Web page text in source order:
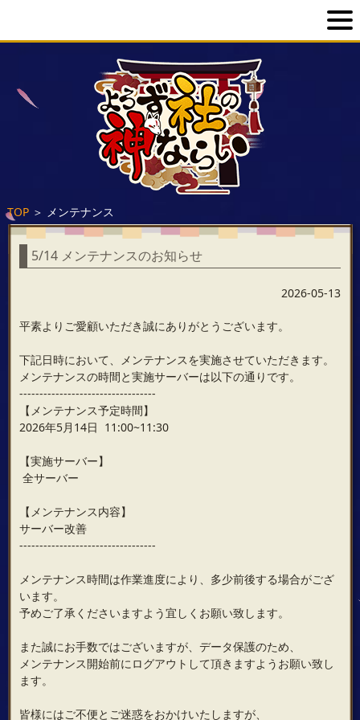
TOP＞ メンテナンス
5/14 メンテナンスのお知らせ
2026-05-13
平素よりご愛顧いただき誠にありがとうございます。
下記日時において、メンテナンスを実施させていただきます。
メンテナンスの時間と実施サーバーは以下の通りです。
----------------------------------
【メンテナンス予定時間】
2026年5月14日 11:00~11:30
【実施サーバー】
全サーバー
【メンテナンス内容】
サーバー改善
----------------------------------
メンテナンス時間は作業進度により、多少前後する場合がござ
います。
予めご了承くださいますよう宜しくお願い致します。
また誠にお手数ではございますが、データ保護のため、
メンテナンス開始前にログアウトして頂きますようお願い致し
ます。
皆様にはご不便とご迷惑をおかけいたしますが、